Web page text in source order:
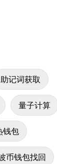
助记词获取
量子计算
钱包
币钱包找回